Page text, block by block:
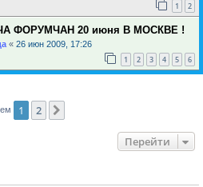
1 2
ФОРУМЧАН 20 июня В МОСКВЕ !
« 26 июн 2009, 17:26
1 2 3 4 5 6
1 2
Перейти